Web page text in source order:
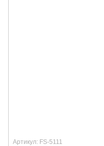
Артикул: FS-5111